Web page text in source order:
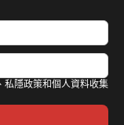
私隱政策和個人資料收集